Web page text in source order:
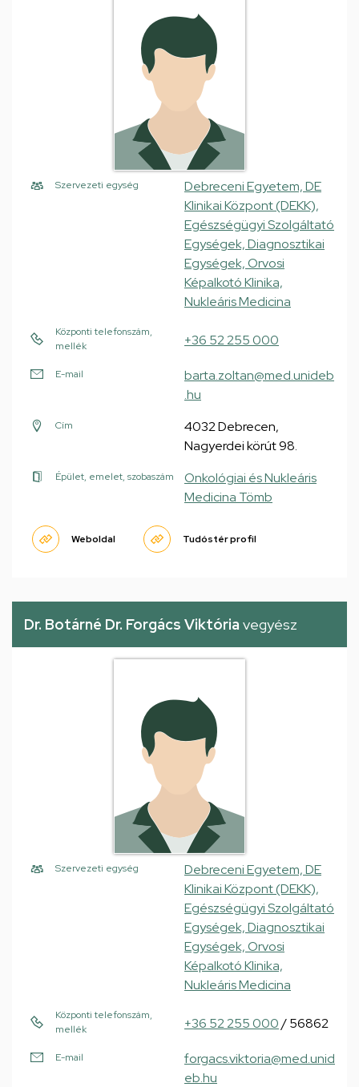
Szervezeti egység
Debreceni Egyetem, DE
Klinikai Központ (DEKK),
Egészségügyi Szolgáltató
Egységek, Diagnosztikai
Egységek, Orvosi
Képalkotó Klinika,
Nukleáris Medicina
Központi telefonszám,
mellék
+36 52 255 000
E-mail
barta.zoltan@med.unideb
.hu
Cím
4032 Debrecen,
Nagyerdei körút 98.
Épület, emelet, szobaszám
Onkológiai és Nukleáris
Medicina Tömb
Weboldal Tudóstér profil
Dr. Botárné Dr. Forgács Viktória vegyész
Szervezeti egység
Debreceni Egyetem, DE
Klinikai Központ (DEKK),
Egészségügyi Szolgáltató
Egységek, Diagnosztikai
Egységek, Orvosi
Képalkotó Klinika,
Nukleáris Medicina
Központi telefonszám,
mellék
+36 52 255 000/ 56862
E-mail
forgacs.viktoria@med.unid
eb.hu